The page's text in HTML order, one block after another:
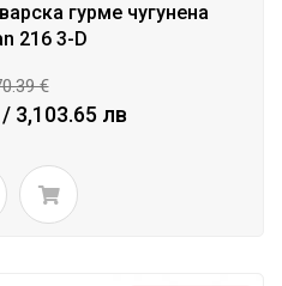
гурме чугунена
216 3-D
€
3,103.65 лв